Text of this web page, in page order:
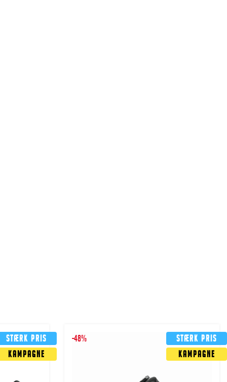
Stærk pris
Kampagne
Stærk pris
Kampagne
-48%